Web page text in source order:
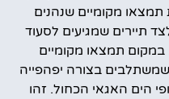
תמצאו מקומיים שנהנים
תיירים שמגיעים לסעוד
תמצאו מקומיים
בצורה יפהפייה
הים האגאי הכחול. זהו